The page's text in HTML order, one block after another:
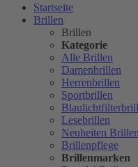
Startseite
Brillen
Brillen
Kategorie
Alle Brillen
Damenbrillen
Herrenbrillen
Sportbrillen
Lesebrillen
Neuheiten Brillen
Brillenpflege
Brillenmarken